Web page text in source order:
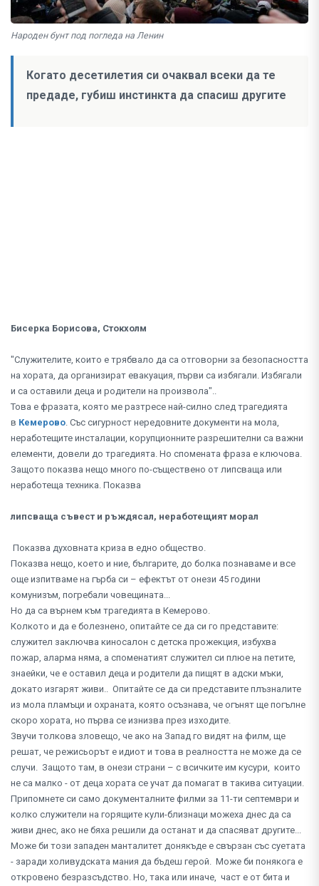
Народен бунт под погледа на Ленин
Когато десетилетия си очаквал всеки да те
предаде, губиш инстинкта да спасиш другите
Бисерка Борисова, Стокхолм
"Служителите, които е трябвало да са отговорни за безопасността
на хората, да организират евакуация, първи са избягали. Избягали
и са оставили деца и родители на произвола"..
Това е фразата, която ме разтресе най-силно след трагедията
в Кемерово . Със сигурност нередовните документи на мола,
неработещите инсталации, корупционните разрешителни са важни
елементи, довели до трагедията. Но спомената фраза е ключова.
Защото показва нещо много по-съществено от липсваща или
неработеща техника. Показва
липсваща съвест и ръждясал, неработещият морал
Показва духовната криза в едно общество.
Показва нещо, което и ние, българите, до болка познаваме и все
още изпитваме на гърба си – ефектът от онези 45 години
комунизъм, погребали човещината...
Но да са върнем към трагедията в Кемерово.
Колкото и да е болезнено, опитайте се да си го представите:
служител заключва киносалон с детска прожекция, избухва
пожар, аларма няма, а споменатият служител си плюе на петите,
знаейки, че е оставил деца и родители да пищят в адски мъки,
докато изгарят живи.. Опитайте се да си представите плъзналите
из мола пламъци и охраната, която осъзнава, че огънят ще погълне
скоро хората, но първа се изнизва през изходите.
Звучи толкова зловещо, че ако на Запад го видят на филм, ще
решат, че режисьорът е идиот и това в реалността не може да се
случи. Защото там, в онези страни – с всичките им кусури, които
не са малко - от деца хората се учат да помагат в такива ситуации.
Припомнете си само документалните филми за 11-ти септември и
колко служители на горящите кули-близнаци можеха днес да са
живи днес, ако не бяха решили да останат и да спасяват другите...
Може би този западен манталитет донякъде е свързан със суетата
- заради холивудската мания да бъдеш герой. Може би понякога е
откровено безразсъдство. Но, така или иначе, част е от бита и